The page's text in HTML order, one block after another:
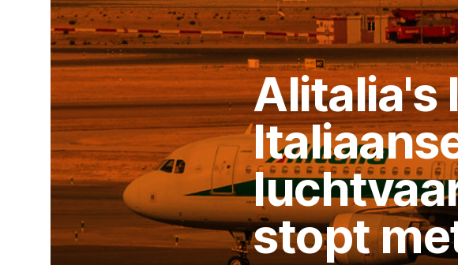
Alitalia's
stopt